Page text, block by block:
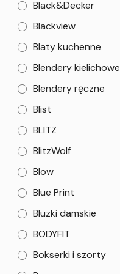
Black&Decker
Blackview
Blaty kuchenne
Blendery kielichowe
Blendery ręczne
Blist
BLITZ
BlitzWolf
Blow
Blue Print
Bluzki damskie
BODYFIT
Bokserki i szorty